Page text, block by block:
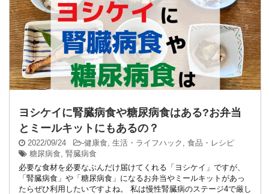
ヨシケイに腎臓病食や糖尿病食はある?お弁当
とミールキットにもあるの？
2022/09/24 -健康食 生活・ライフハック
食品・レシピ
糖尿病食 腎臓病食
必要な食材を必要なぶんだけ届けてくれる「ヨシケイ」ですが、
「腎臓病食」や「糖尿病食」になるお弁当やミールキットがあっ
たらぜひ利用したいですよね。 私は慢性腎臓病のステージ4で厳し